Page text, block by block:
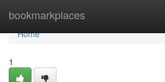
bookmarkplaces
Home
Home
1